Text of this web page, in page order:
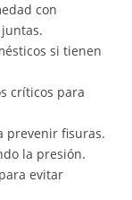
con
si tienen
críticos para
prevenir fisuras.
la presión.
evitar